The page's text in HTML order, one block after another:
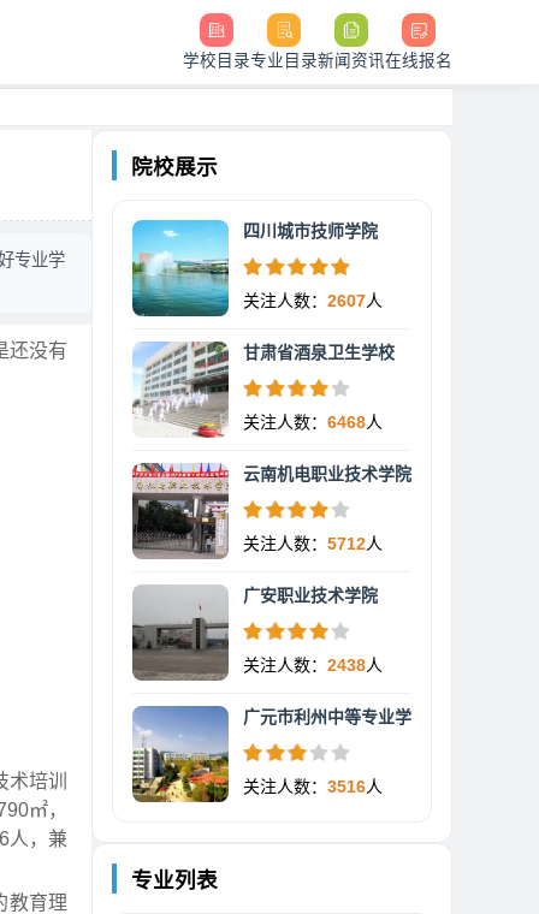
学校目录专业目录新闻资讯在线报名
专业学
还没有
培训
㎡，
人，兼
教育理
院校展示
四川城市技师学院
关注人数： 2607人
甘肃省酒泉卫生学校
关注人数： 6468人
云南机电职业技术学院
关注人数： 5712人
广安职业技术学院
关注人数： 2438人
广元市利州中等专业学
关注人数： 3516人
专业列表